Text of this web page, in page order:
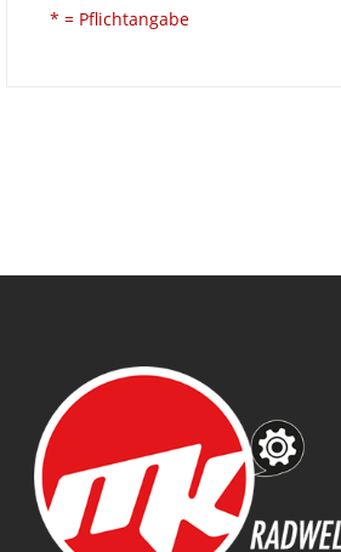
* = Pflichtangabe